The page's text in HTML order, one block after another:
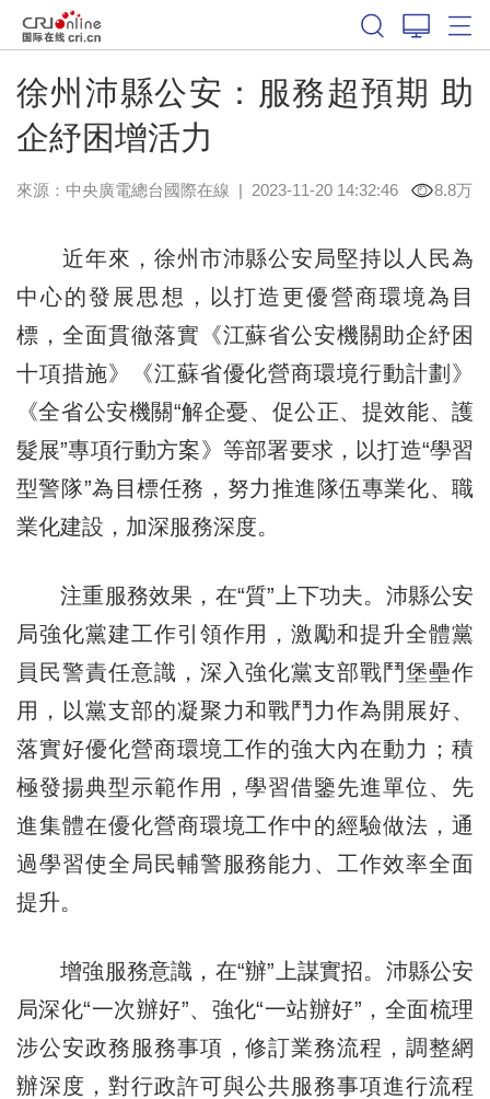
徐州沛縣公安：服務超預期 助
企紓困增活力
來源：中央廣電總台國際在線 | 2023-11-20 14:32:46 8.8万
近年來，徐州市沛縣公安局堅持以人民為
中心的發展思想，以打造更優營商環境為目
標，全面貫徹落實《江蘇省公安機關助企紓困
十項措施》《江蘇省優化營商環境行動計劃》
《全省公安機關“解企憂、促公正、提效能、護
髮展”專項行動方案》等部署要求，以打造“學習
型警隊”為目標任務，努力推進隊伍專業化、職
業化建設，加深服務深度。
注重服務效果，在“質”上下功夫。沛縣公安
局強化黨建工作引領作用，激勵和提升全體黨
員民警責任意識，深入強化黨支部戰鬥堡壘作
用，以黨支部的凝聚力和戰鬥力作為開展好、
落實好優化營商環境工作的強大內在動力；積
極發揚典型示範作用，學習借鑒先進單位、先
進集體在優化營商環境工作中的經驗做法，通
過學習使全局民輔警服務能力、工作效率全面
提升。
增強服務意識，在“辦”上謀實招。沛縣公安
局深化“一次辦好”、強化“一站辦好”，全面梳理
涉公安政務服務事項，修訂業務流程，調整網
辦深度，對行政許可與公共服務事項進行流程